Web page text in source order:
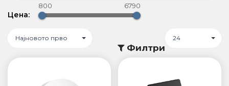
Цена:
800 6790
Најновото прво 24
Филтри